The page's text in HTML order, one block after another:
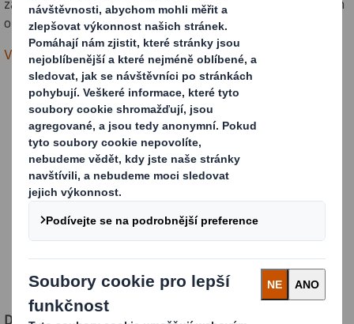
obalových řešení.
Více o spojení International Paper a DS Smith
Zablokovaný
obsah
zobrazit toto
video, musíte
povolit
nezbytné
soubory cookie.
Změnit
DS Smith
vznikl ve 40. letech 20. století jako malá firma na